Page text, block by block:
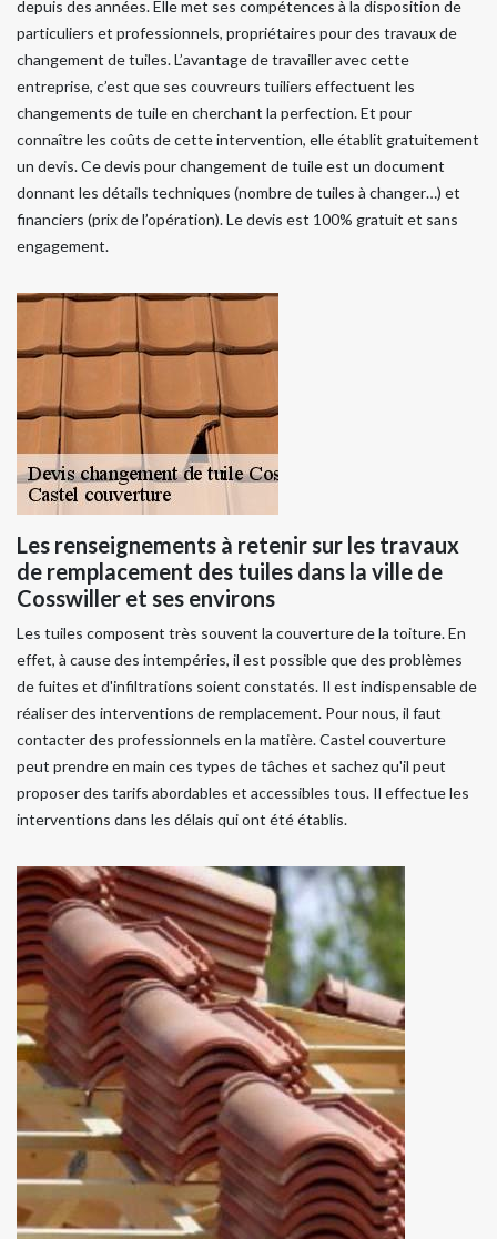
depuis des années. Elle met ses compétences à la disposition de
particuliers et professionnels, propriétaires pour des travaux de
changement de tuiles. L’avantage de travailler avec cette
entreprise, c’est que ses couvreurs tuiliers effectuent les
changements de tuile en cherchant la perfection. Et pour
connaître les coûts de cette intervention, elle établit gratuitement
un devis. Ce devis pour changement de tuile est un document
donnant les détails techniques (nombre de tuiles à changer…) et
financiers (prix de l’opération). Le devis est 100% gratuit et sans
engagement.
Les renseignements à retenir sur les travaux
de remplacement des tuiles dans la ville de
Cosswiller et ses environs
Les tuiles composent très souvent la couverture de la toiture. En
effet, à cause des intempéries, il est possible que des problèmes
de fuites et d'infiltrations soient constatés. Il est indispensable de
réaliser des interventions de remplacement. Pour nous, il faut
contacter des professionnels en la matière. Castel couverture
peut prendre en main ces types de tâches et sachez qu'il peut
proposer des tarifs abordables et accessibles tous. Il effectue les
interventions dans les délais qui ont été établis.